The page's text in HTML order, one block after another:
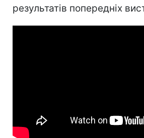
результатів попередніх